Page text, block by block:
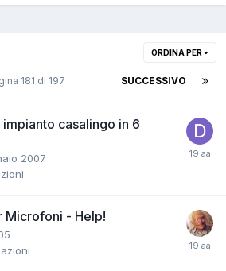
ORDINA PER
SUCCESSIVO
181 di 197
casalingo in 6
2007
Microfoni - Help!